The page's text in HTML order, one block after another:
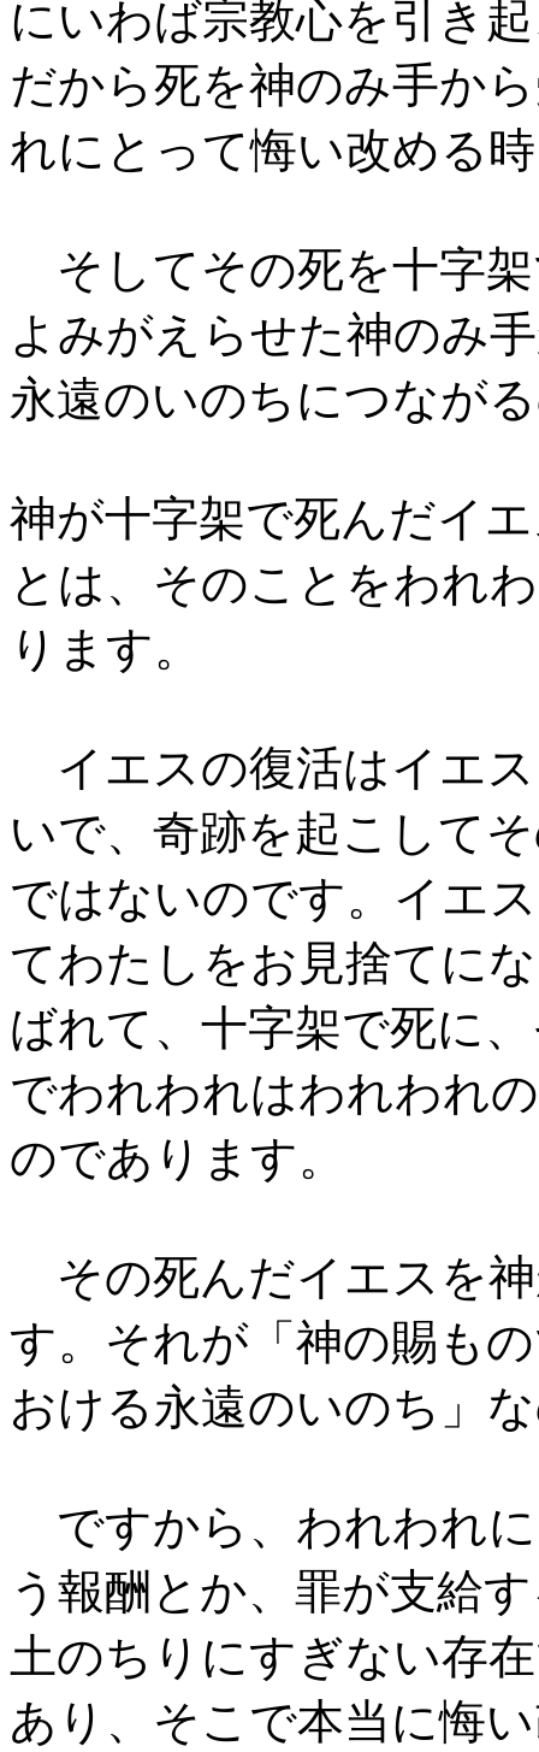
にいわば宗教心を引き
だから死を神のみ手か
れにとって悔い改める
そしてその死を十字
よみがえらせた神のみ
永遠のいのちにつなが
神が十字架で死んだイ
とは、そのことをわれ
ります。
イエスの復活はイエ
いで、奇跡を起こして
ではないのです。イエ
てわたしをお見捨てに
ばれて、十字架で死に
でわれわれはわれわれ
のであります。
その死んだイエスを
す。それが「神の賜も
おける永遠のいのち」
ですから、われわれ
う報酬とか、罪が支給
土のちりにすぎない存
あり、そこで本当に悔